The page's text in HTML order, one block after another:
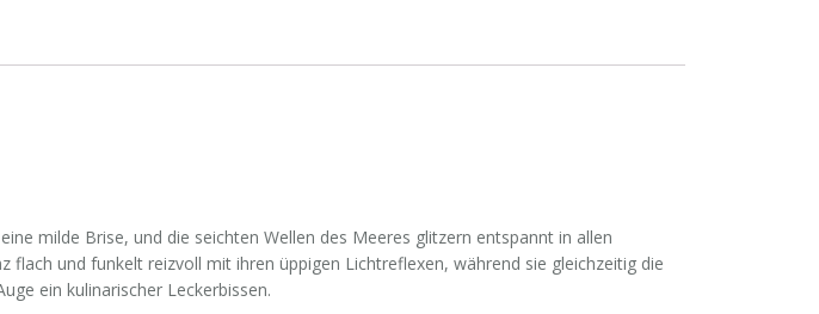
milde Brise, und die seichten Wellen des Meeres glitzern entspannt in allen
flach und funkelt reizvoll mit ihren üppigen Lichtreflexen, während sie gleichzeitig die
ein kulinarischer Leckerbissen.